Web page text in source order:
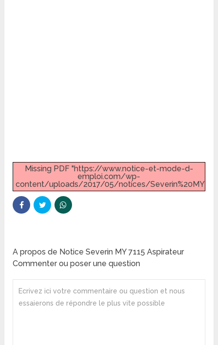
Missing PDF "https://www.notice-et-mode-d-
emploi.com/wp-
content/uploads/2017/05/notices/
A propos de Notice Severin MY 7115 Aspirateur
Commenter ou poser une question